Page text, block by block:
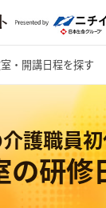
・開講日程を探す
護職員
の研修